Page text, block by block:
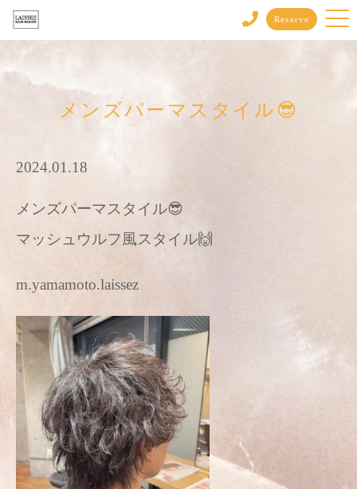
Reserve
メンズパーマスタイル😎
2024.01.18
メンズパーマスタイル😎
マッシュウルフ風スタイル🙌
m.yamamoto.laissez